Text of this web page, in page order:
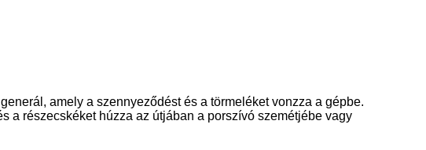
amely a szennyeződést és a törmeléket vonzza a gépbe.
a részecskéket húzza az útjában a porszívó szemétjébe vagy